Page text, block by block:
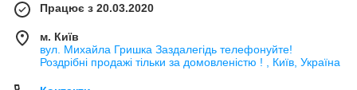
Працює з 20.03.2020
м. Київ
вул. Михайла Гришка Заздалегiдь телефонуйте!
Роздрібні продажі тiльки за домовленістю ! , Київ, Україна